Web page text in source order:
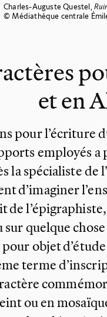
Charles-Auguste Questel,
© Médiathèque centrale
eten
pour l’écriture
employés a
la spécialiste
d’imaginer
de
quelque
objet
terme
ou en